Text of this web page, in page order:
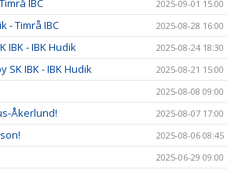
2025-09-01 15:00
- Timrå IBC 2025-08-28 16:00
IBK - IBK Hudik 2025-08-24 18:30
IBK - IBK Hudik 2025-08-21 15:00
2025-08-08 09:00
Åkerlund! 2025-08-07 17:00
2025-08-06 08:45
2025-06-29 09:00